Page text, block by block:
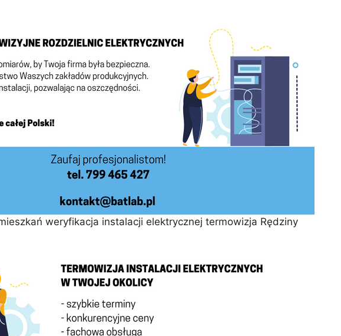
weryfikacja instalacji elektrycznej termowizja Rędziny